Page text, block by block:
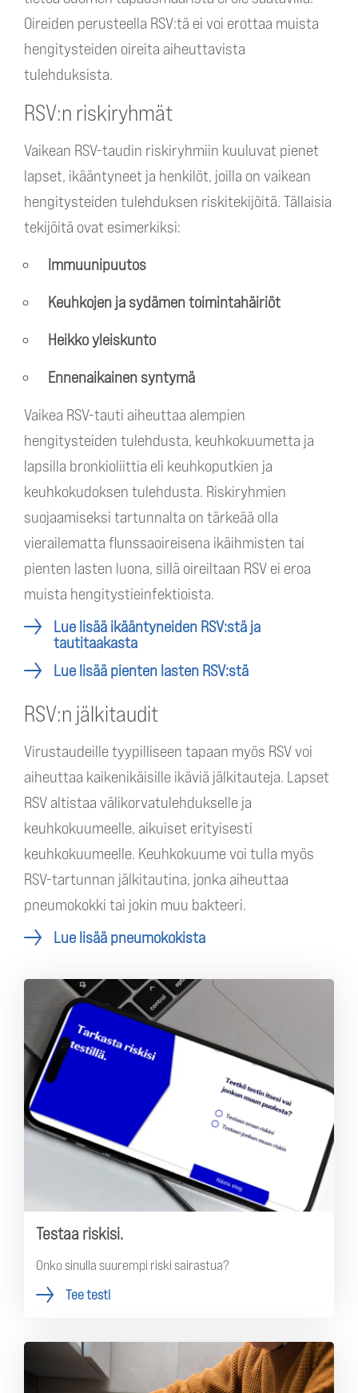
Testaa riskisi.
Onko sinulla suurempi riski sairastua?
Tee testi
Oireiden perusteella RSV:tä ei voi erottaa muista
hengitysteiden oireita aiheuttavista
tulehduksista.
RSV:n riskiryhmät
Vaikean RSV-taudin riskiryhmiin kuuluvat pienet
lapset, ikääntyneet ja henkilöt, joilla on vaikean
hengitysteiden tulehduksen riskitekijöitä. Tällaisia
tekijöitä ovat esimerkiksi:
Immuunipuutos
Keuhkojen ja sydämen toimintahäiriöt
Heikko yleiskunto
Ennenaikainen syntymä
Vaikea RSV-tauti aiheuttaa alempien
hengitysteiden tulehdusta, keuhkokuumetta ja
lapsilla bronkioliittia eli keuhkoputkien ja
keuhkokudoksen tulehdusta. Riskiryhmien
suojaamiseksi tartunnalta on tärkeää olla
vierailematta flunssaoireisena ikäihmisten tai
pienten lasten luona, sillä oireiltaan RSV ei eroa
muista hengitystieinfektioista.
Lue lisää ikääntyneiden RSV:stä ja
tautitaakasta
Lue lisää pienten lasten RSV:stä
RSV:n jälkitaudit
Virustaudeille tyypilliseen tapaan myös RSV voi
aiheuttaa kaikenikäisille ikäviä jälkitauteja. Lapset
RSV altistaa välikorvatulehdukselle ja
keuhkokuumeelle, aikuiset erityisesti
keuhkokuumeelle. Keuhkokuume voi tulla myös
RSV-tartunnan jälkitautina, jonka aiheuttaa
pneumokokki tai jokin muu bakteeri.
Lue lisää pneumokokista